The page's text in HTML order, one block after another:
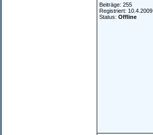
Beiträge: 255
Registriert: 10.4.2009
Status: Offline